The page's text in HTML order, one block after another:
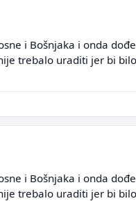
i Bošnjaka i onda
trebalo uraditi jer bi
i Bošnjaka i onda
trebalo uraditi jer bi